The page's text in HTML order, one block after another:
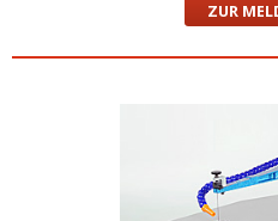
ZUR